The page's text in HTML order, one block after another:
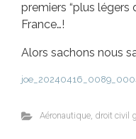
premiers “plus légers
France…!
Alors sachons nous
Aéronautique, droit civil
Méta
Flux des publications